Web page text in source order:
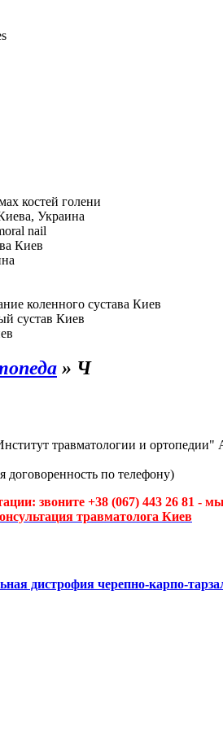
костей голени
Украина
nail
Киев
коленного сустава Киев
сустав Киев
» Ч
травматологии и
договоренность по телефону)
звоните +38 (067) 443 26 81 -
травматолога Киев
дистрофия черепно-карпо-